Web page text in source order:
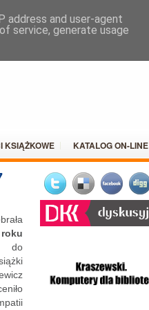
KSIĄŻKOWE KATALOG ON-LINE
do
address and user-agent
service, generate usage